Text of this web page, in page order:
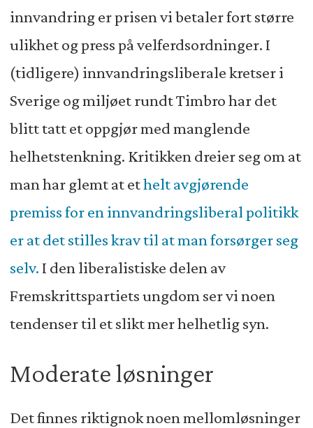
innvandring er prisen vi betaler fort større
ulikhet og press på velferdsordninger. I
(tidligere) innvandringsliberale kretser i
Sverige og miljøet rundt Timbro har det
blitt tatt et oppgjør med manglende
helhetstenkning. Kritikken dreier seg om at
man har glemt at ethelt avgjørende
premiss for en innvandringsliberal politikk
er at det stilles krav til at man forsørger seg
selv. I den liberalistiske delen av
Fremskrittspartiets ungdom ser vi noen
tendenser til et slikt mer helhetlig syn.
Moderate løsninger
Det finnes riktignok noen mellomløsninger